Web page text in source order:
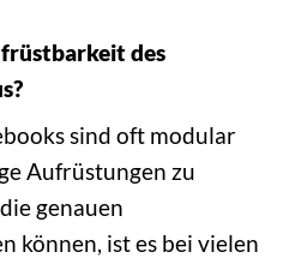
des
sind oft modular
Aufrüstungen zu
genauen
können, ist es bei vielen